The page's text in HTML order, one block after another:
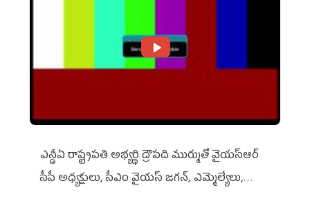
ఎన్డీఏ రాష్ట్ర‌ప‌తి అభ్య‌ర్థి ద్రౌప‌ది ముర్ముతో వైయ‌స్ఆర్
సీపీ అధ్య‌క్షులు, సీఎం వైయ‌స్ జ‌గ‌న్, ఎమ్మెల్యేలు,